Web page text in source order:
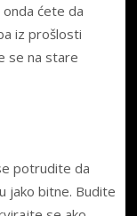
ćete da
iz prošlosti
se na stare
potrudite da
jako bitne. Budite